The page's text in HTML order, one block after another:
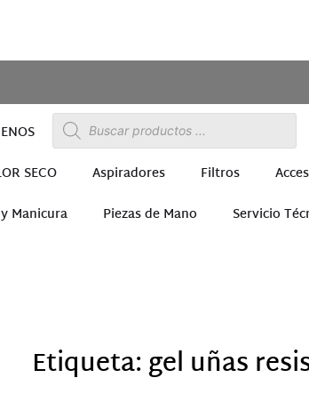
SECO Aspiradores Filtros
Manicura
Piezas de Mano Servicio
Etiqueta: gel uñas